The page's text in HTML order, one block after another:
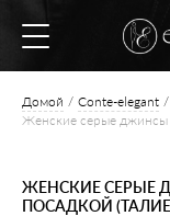
Домой Conte-elegant
Женские серые джинсы
ЖЕНСКИЕ СЕРЫЕ
ПОСАДКОЙ